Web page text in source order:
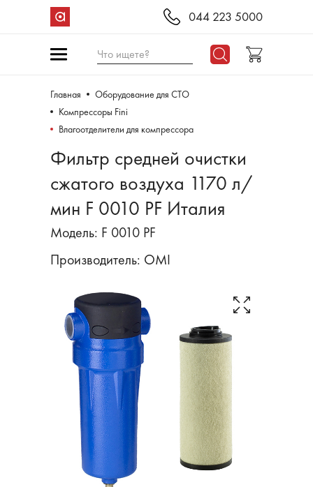
044 223 5000
Что ищете?
Главная
Оборудование для СТО
Компрессоры Fini
Влагоотделители для компрессора
Фильтр средней очистки
сжатого воздуха 1170 л/
мин F 0010 PF Италия
Модель: F 0010 PF
Производитель: OMI